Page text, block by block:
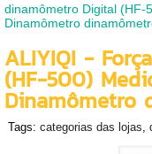
dinamômetro Digital (HF-
Dinamômetro
ALIYIQI -
(HF-500)
Dinamômetro
Tags: categorias das lojas,